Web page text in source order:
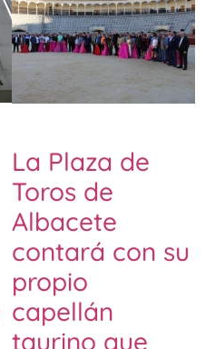
La Plaza de
Toros de
Albacete
contará con su
propio
capellán
taurino que